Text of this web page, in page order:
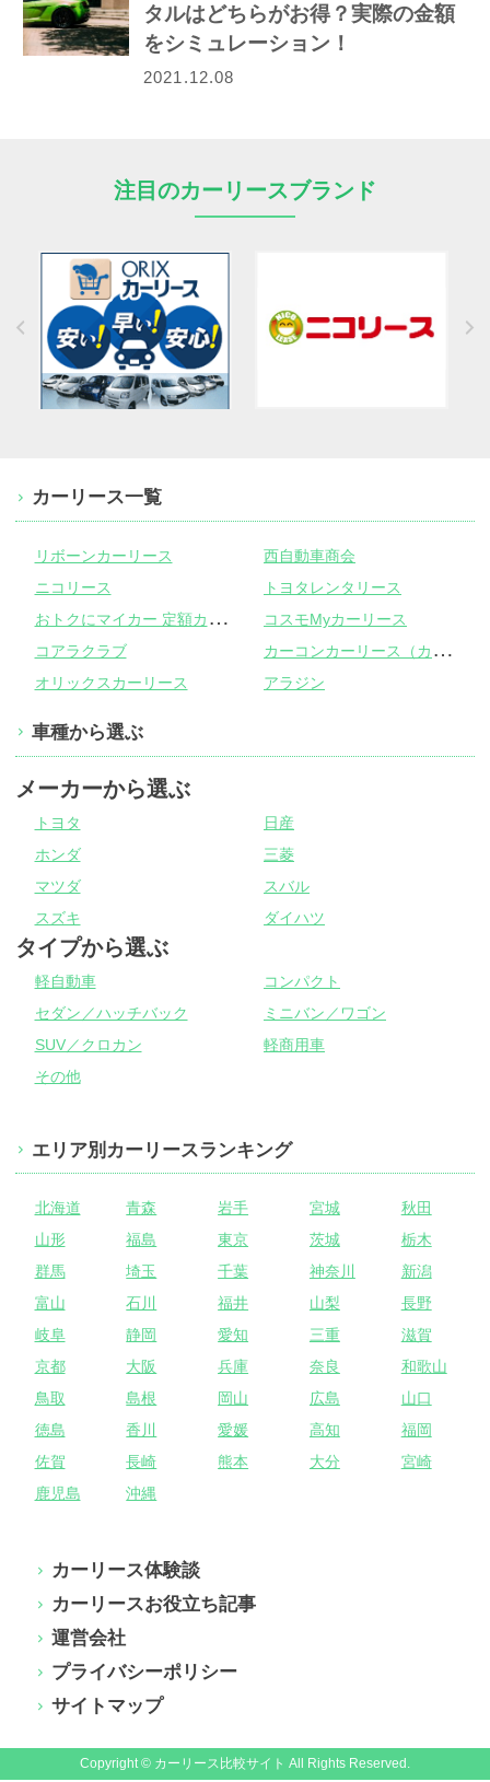
タルはどちらがお得？実際の金額
をシミュレーション！
2021.12.08
注目のカーリースブランド
カーリース一覧
リボーンカーリース
西自動車商会
ニコリース
トヨタレンタリース
お
トクにマイカー 定額カルモくん
コスモMyカーリース
コアラクラブ
カ
ーコンカーリース（カーコンビニ倶楽部）
オリックスカーリース アラジン
車種から選ぶ
メーカーから選ぶ
トヨタ
日産
ホンダ
三菱
マツダ
スバル
スズキ
ダイハツ
タイプから選ぶ
軽自動車
コンパクト
セダン／ハッチバック
ミニバン／ワゴン
SUV／クロカン
軽商用車
その他
エリア別カーリースランキング
北海道 青森 岩手 宮城
秋田
山形
福島 東京 茨城
栃木
群馬
埼玉 千葉 神奈川
新潟
富山
石川 福井 山梨
長野
岐阜
静岡 愛知 三重
滋賀
京都
大阪 兵庫 奈良
和歌山
鳥取
島根 岡山 広島
山口
徳島
香川 愛媛 高知
福岡
佐賀
長崎 熊本 大分
宮崎
鹿児島
沖縄
カーリース体験談
カーリースお役立ち記事
運営会社
プライバシーポリシー
サイトマップ
Copyright © カーリース比較サイト All Rights Reserved.